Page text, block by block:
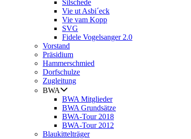
Silschede
Vie ut Asbi´eck
Vie vam Kopp
SVG
Fidele Vogelsanger 2.0
Vorstand
Präsidium
Hammerschmied
Dorfschulze
Zugleitung
BWA
BWA Mitglieder
BWA Grundsätze
BWA-Tour 2018
BWA-Tour 2012
Blaukittelträger